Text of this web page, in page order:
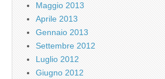
Maggio 2013
Aprile 2013
Gennaio 2013
Settembre 2012
Luglio 2012
Giugno 2012